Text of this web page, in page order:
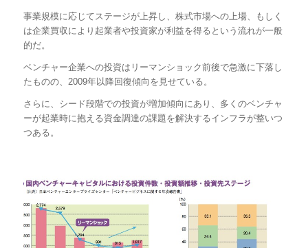
事業規模に応じてステージが上昇し、株式市場への上場、もしく
は企業買収により起業者や投資家が利益を得るという流れが一般
的だ。
ベンチャー企業への投資はリーマンショック前後で急激に下落し
たものの、2009年以降回復傾向を見せている。
さらに、シード段階での投資が増加傾向にあり、多くのベンチャ
ーが起業時に抱える資金調達の課題を解決するインフラが整いつ
つある。